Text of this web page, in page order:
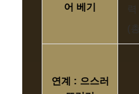
어 베기
(
연계 : 으스러